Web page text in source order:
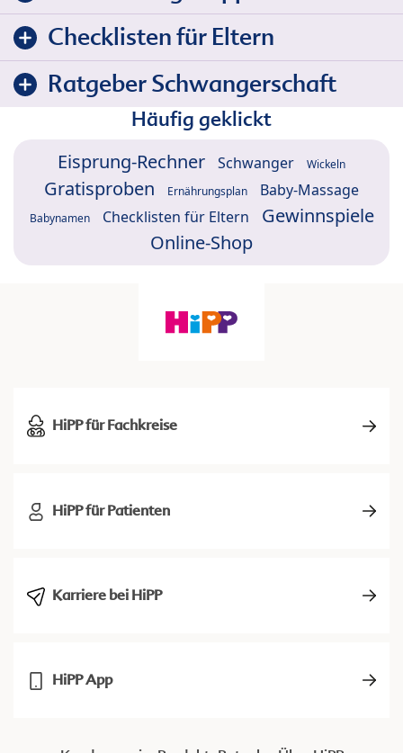
Checklisten für Eltern
Ratgeber Schwangerschaft
Häufig geklickt
Eisprung-Rechner Schwanger Wickeln
Gratisproben Ernährungsplan Baby-Massage
Babynamen Checklisten für Eltern
Gewinnspiele
Online-Shop
HiPP für Fachkreise
HiPP für Patienten
Karriere bei HiPP
HiPP App